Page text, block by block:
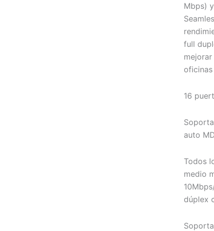
Mbps)
full
16
auto
Todos
medio
dúplex